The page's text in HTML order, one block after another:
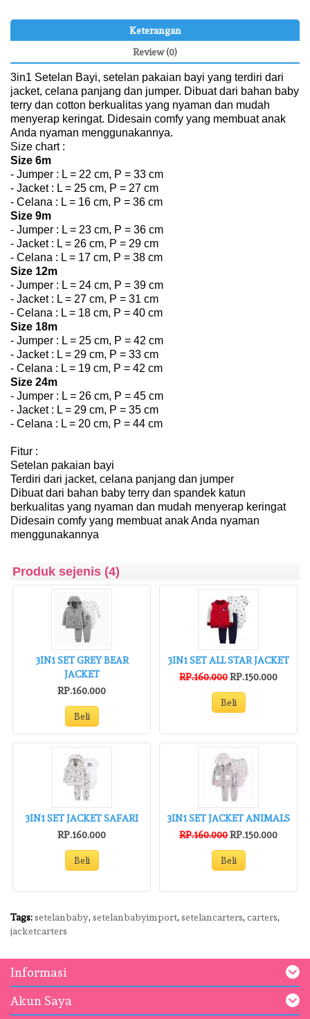
Keterangan
Review (0)
3in1 Setelan Bayi, setelan pakaian bayi yang terdiri dari
jacket, celana panjang dan jumper. Dibuat dari bahan baby
terry dan cotton berkualitas yang nyaman dan mudah
menyerap keringat. Didesain comfy yang membuat anak
Anda nyaman menggunakannya.
Size chart :
Size 6m
- Jumper : L = 22 cm, P = 33 cm
- Jacket : L = 25 cm, P = 27 cm
- Celana : L = 16 cm, P = 36 cm
Size 9m
- Jumper : L = 23 cm, P = 36 cm
- Jacket : L = 26 cm, P = 29 cm
- Celana : L = 17 cm, P = 38 cm
Size 12m
- Jumper : L = 24 cm, P = 39 cm
- Jacket : L = 27 cm, P = 31 cm
- Celana : L = 18 cm, P = 40 cm
Size 18m
- Jumper : L = 25 cm, P = 42 cm
- Jacket : L = 29 cm, P = 33 cm
- Celana : L = 19 cm, P = 42 cm
Size 24m
- Jumper : L = 26 cm, P = 45 cm
- Jacket : L = 29 cm, P = 35 cm
- Celana : L = 20 cm, P = 44 cm
Fitur :
Setelan pakaian bayi
Terdiri dari jacket, celana panjang dan jumper
Dibuat dari bahan baby terry dan spandek katun
berkualitas yang nyaman dan mudah menyerap keringat
Didesain comfy yang membuat anak Anda nyaman
menggunakannya
Produk sejenis (4)
3IN1 SET GREY BEAR
JACKET
RP.160.000
Beli
3IN1 SET ALL STAR JACKET
RP.160.000RP.150.000
Beli
3IN1 SET JACKET SAFARI
RP.160.000
Beli
3IN1 SET JACKET ANIMALS
RP.160.000RP.150.000
Beli
Tags:setelanbaby, setelanbabyimport, setelancarters, carters,
jacketcarters
Informasi
Akun Saya